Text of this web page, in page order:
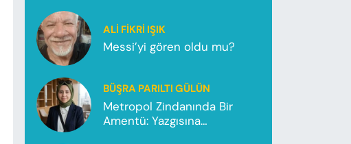
ALI FIKRI IŞIK
Messi’yi gören oldu mu?
BÜŞRA PARILTI GÜLÜN
Metropol Zindanında Bir
Amentü: Yazgısına